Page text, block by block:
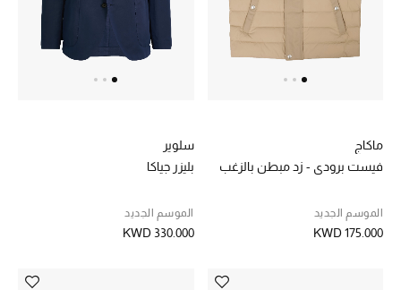
الديكورات والإكسسوارات
الشراشف
الشموع والعطور المنزلية
مستلزمات المنزل
ماكاج
فيست برودي - زد مبطن بالزغب
الموسم الجديد
KWD 175.000
سلوير
بليزر جياكا
الموسم الجديد
KWD 330.000